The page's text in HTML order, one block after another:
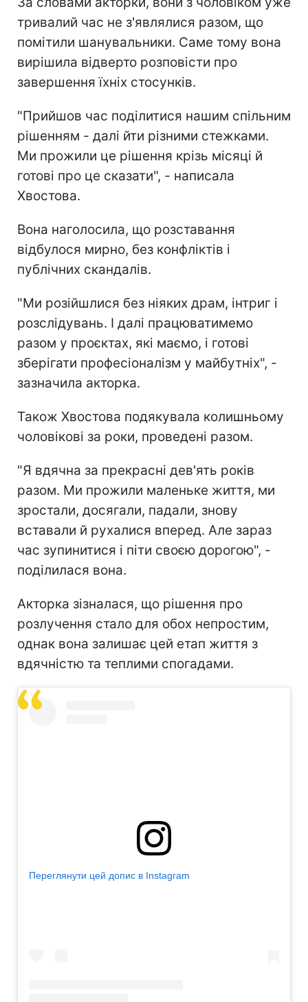
тривалий час не з'являлися разом, що
помітили шанувальники. Саме тому вона
вирішила відверто розповісти про
завершення їхніх стосунків.
"Прийшов час поділитися нашим спільним
рішенням - далі йти різними стежками.
Ми прожили це рішення крізь місяці й
готові про це сказати", - написала
Хвостова.
Вона наголосила, що розставання
відбулося мирно, без конфліктів і
публічних скандалів.
"Ми розійшлися без ніяких драм, інтриг і
розслідувань. І далі працюватимемо
разом у проєктах, які маємо, і готові
зберігати професіоналізм у майбутніх", -
зазначила акторка.
Також Хвостова подякувала колишньому
чоловікові за роки, проведені разом.
"Я вдячна за прекрасні дев'ять років
разом. Ми прожили маленьке життя, ми
зростали, досягали, падали, знову
вставали й рухалися вперед. Але зараз
час зупинитися і піти своєю дорогою", -
поділилася вона.
Акторка зізналася, що рішення про
розлучення стало для обох непростим,
однак вона залишає цей етап життя з
вдячністю та теплими спогадами.
Переглянути цей допис в Instagram